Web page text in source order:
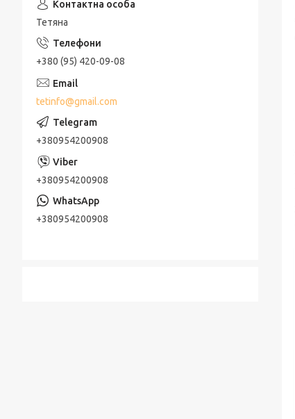
Тетяна
+380 (95) 420-09-08
tetinfo@gmail.com
+380954200908
+380954200908
+380954200908